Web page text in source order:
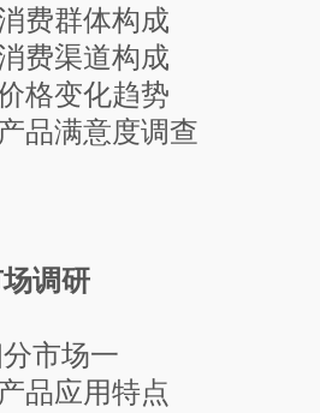
体构成
道构成
化趋势
意度调查
调研
市场一
用特点